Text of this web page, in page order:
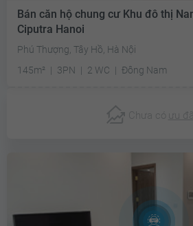
Bán căn hộ chung cư Khu đô thị
Ciputra Hanoi
Phú Thượng, Tây Hồ, Hà Nội
145m²
3PN 2 WC Đông Nam
Chưa có ưu đãi